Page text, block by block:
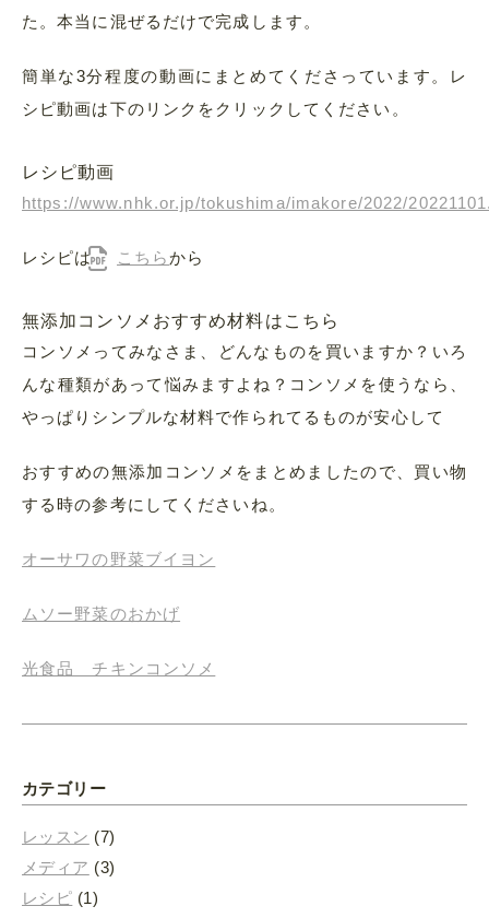
た。本当に混ぜるだけで完成します。
簡単な3分程度の動画にまとめてくださっています。レ
シピ動画は下のリンクをクリックしてください。
レシピ動画
https://www.nhk.or.jp/tokushima/imakore/2022/
レシピは こちらから
無添加コンソメおすすめ材料はこちら
コンソメってみなさま、どんなものを買いますか？いろ
んな種類があって悩みますよね？コンソメを使うなら、
やっぱりシンプルな材料で作られてるものが安心して
おすすめの無添加コンソメをまとめましたので、買い物
する時の参考にしてくださいね。
オーサワの野菜ブイヨン
ムソー野菜のおかげ
光食品 チキンコンソメ
カテゴリー
レッスン (7)
メディア (3)
レシピ (1)